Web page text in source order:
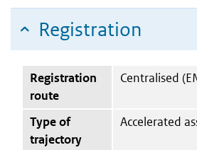
Registration
Registration
route
Centralised
Type of
trajectory
Accelerated